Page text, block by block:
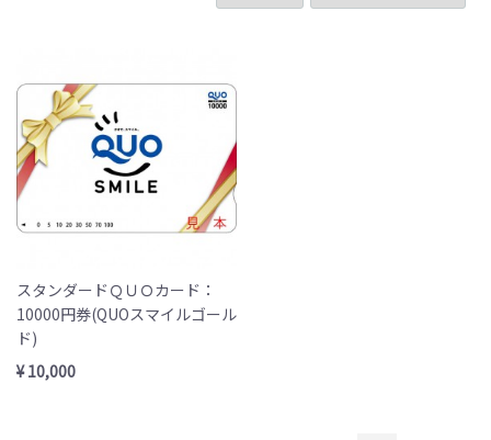
スタンダードＱＵＯカード：
10000円券(QUOスマイルゴール
ド)
¥ 10,000